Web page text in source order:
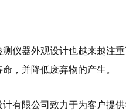
仪器外观设计也越来越注
，并降低废弃物的产生。
有限公司致力于为客户提